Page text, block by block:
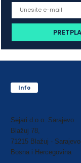
Info
Sejari d.o.o. Sarajevo
Blažuj 78,
71215 Blažuj - Sarajevo
Bosna i Hercegovina